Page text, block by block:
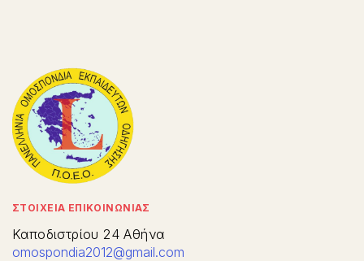
ΣΤΟΙΧΕΙΑ ΕΠΙΚΟΙΝΩΝΙΑΣ
Καποδιστρίου 24 Αθήνα
omospondia2012@gmail.com